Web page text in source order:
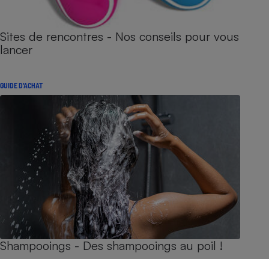
Sites de rencontres - Nos conseils pour vous
lancer
GUIDE D'ACHAT
Shampooings - Des shampooings au poil !